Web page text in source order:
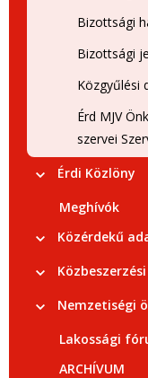
Bizottsági
Bizottsági
Közgyűlési
Érd MJV
szervei
Érdi Közlöny
Meghívók
Közérdekű
Nemzetiségi
Lakossági
ARCHÍVUM